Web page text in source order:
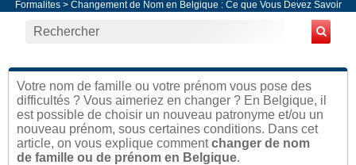
Formalites> Changement de Nom en Belgique : Ce que Vous Devez Savoir
Votre nom de famille ou votre prénom vous pose des
difficultés ? Vous aimeriez en changer ? En Belgique, il
est possible de choisir un nouveau patronyme et/ou un
nouveau prénom, sous certaines conditions. Dans cet
article, on vous explique commentchanger de nom
de famille ou de prénom en Belgique.